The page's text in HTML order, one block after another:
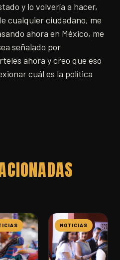
y lo volvería a hacer,
cualquier ciudadano, me
ahora en México, me
señalado por
ahora y creo que eso
cuál es la política
NOTICIAS